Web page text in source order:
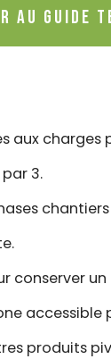
au guide
aux charges
3.
conserver
accessible
produits